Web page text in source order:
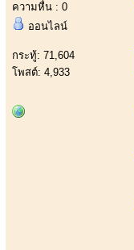
ความหื่น : 0
ออนไลน์
กระทู้: 71,604
โพสต์: 4,933